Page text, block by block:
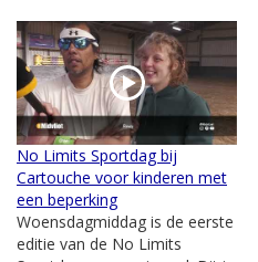
No Limits Sportdag bij
Cartouche voor kinderen met
een beperking
Woensdagmiddag is de eerste
editie van de No Limits